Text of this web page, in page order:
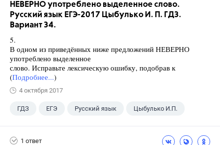
НЕВЕРНО употреблено выделенное слово.
Русский язык ЕГЭ-2017 Цыбулько И. П. ГДЗ.
Вариант 34.
5.
В одном из приведённых ниже предложений НЕВЕРНО
употреблено выделенное
слово. Исправьте лексическую ошибку, подобрав к
(Подробнее...)
4 октября 2017
ГДЗ ЕГЭ Русский язык Цыбулько И.П.
1 ответ